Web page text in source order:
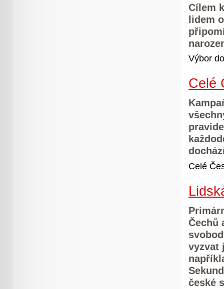
Cílem
lidem
Výbor
Celé
Celé
Čechů
vyzvat
české